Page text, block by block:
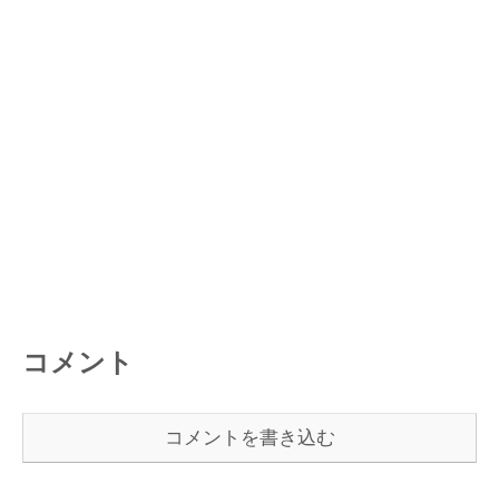
コメント
コメントを書き込む